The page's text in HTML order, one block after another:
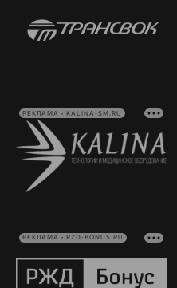
РЕКЛАМА • KALINA-SM.RU
РЕКЛАМА • RZD-BONUS.RU